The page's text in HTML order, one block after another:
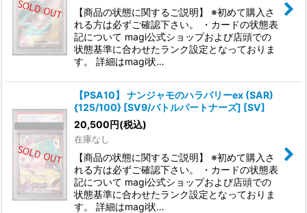
【商品の状態に関するご説明】 ※初めて購入さ
れる方は必ずご確認下さい。 ・カードの状態表
記について magi公式ショップおよび店頭での
状態基準に合わせたランク設定となっておりま
す。 詳細はmagi状…
【PSA10】 ナンジャモのハラバリーex (SAR)
{125/100} [SV9/バトルパートナーズ] [SV]
20,500円(税込)
在庫なし
【商品の状態に関するご説明】 ※初めて購入さ
れる方は必ずご確認下さい。 ・カードの状態表
記について magi公式ショップおよび店頭での
状態基準に合わせたランク設定となっておりま
す。 詳細はmagi状…